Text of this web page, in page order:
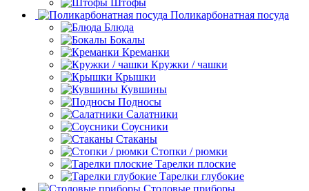
Поликарбонатная посуда
Блюда
Бокалы
Креманки
Кружки / чашки
Крышки
Кувшины
Подносы
Салатники
Соусники
Стаканы
Стопки / рюмки
Тарелки плоские
Тарелки глубокие
Столовые приборы